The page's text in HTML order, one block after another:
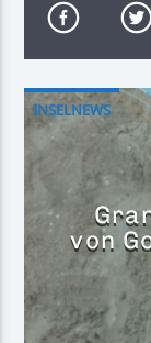
Aktueller Titel
Im so
The Pointer
INSELNEWS
von